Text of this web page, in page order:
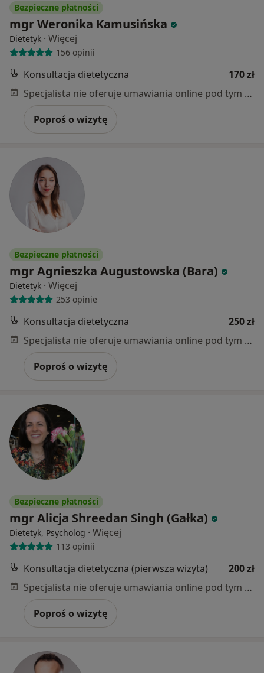
Bezpieczne płatności
mgr Weronika Kamusińska
Dietetyk · Więcej
156 opinii
Konsultacja dietetyczna
170 zł
Specjalista nie oferuje umawiania online pod tym adresem.
Poproś o wizytę
Bezpieczne płatności
mgr Agnieszka Augustowska (Bara)
Dietetyk · Więcej
253 opinie
Konsultacja dietetyczna
250 zł
Specjalista nie oferuje umawiania online pod tym adresem.
Poproś o wizytę
Bezpieczne płatności
mgr Alicja Shreedan Singh (Gałka)
Dietetyk, Psycholog · Więcej
113 opinii
Konsultacja dietetyczna (pierwsza wizyta)
200 zł
Specjalista nie oferuje umawiania online pod tym adresem.
Poproś o wizytę